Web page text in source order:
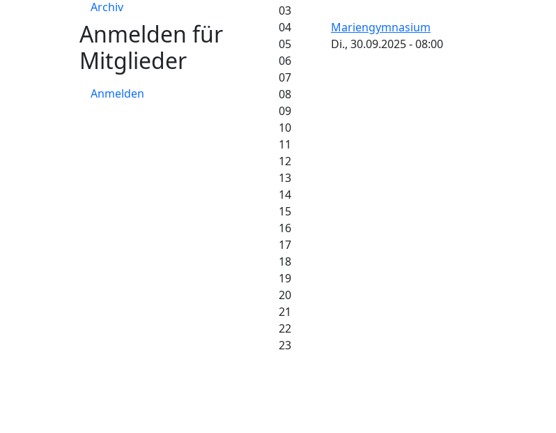
03
04
05
06
07
08
09
10
11
12
13
14
15
16
17
18
19
20
21
22
23
Mariengymnasium
Di., 30.09.2025 - 08:00
Archiv
Anmelden für
Mitglieder
Anmelden